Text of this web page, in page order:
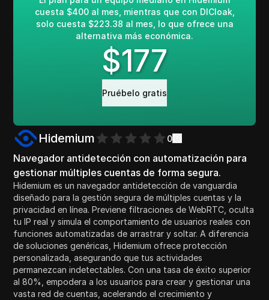
cuesta $400 al mes, mientras que con DICloak,
solo cuesta $223.38 al mes, lo que ofrece una
alternativa más económica.
$177
Pruébelo gratis
Hidemium 0
Navegador antidetección con automatización para
gestionar múltiples cuentas de forma segura.
Hidemium es un navegador antidetección de vanguardia
diseñado para la gestión segura de múltiples cuentas y la
privacidad en línea. Previene filtraciones de WebRTC, oculta
tu IP real y simula el comportamiento de usuarios reales con
funciones automatizadas de arrastrar y soltar. A diferencia
de soluciones genéricas, Hidemium ofrece protección
personalizada, asegurando que tus actividades
permanezcan indetectables. Con una tasa de éxito superior
al 80%, empodera a los usuarios para crear y gestionar una
vasta red de cuentas, acelerando el crecimiento y